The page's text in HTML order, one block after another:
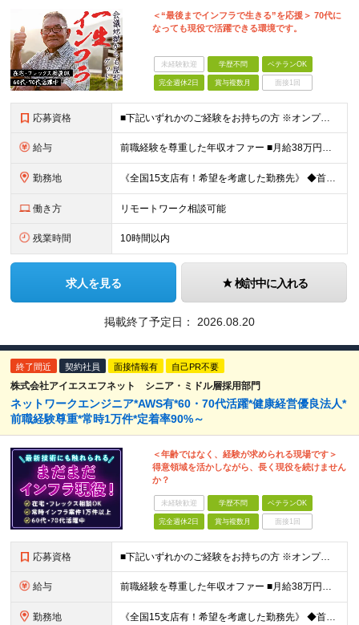
＜“最後までインフラで生きる”を応援＞ 70代に
なっても現役で活躍できる環境です。
未経験歓迎 学歴不問 ベテランOK
完全週休2日 賞与複数月 面接1回
応募資格 ■下記いずれかのご経験をお持ちの方 ※オンプレ・クラウドの経験は不問（どちらかでもOK） └サーバorネットワークでの構築以上の経験 └ITインフラでのPM/PL/PMO経験 ■学歴不問 ※注意※
給与 前職経験を尊重した年収オファー ■月給38万円～55万円 ※前職経験やスキルを十分に尊重したうえで決定いたします ※残業代は全額支給します ※試用期間1ヶ月あり（その間の雇用形態・給与・待遇に差異は
勤務地 《全国15支店有！希望を考慮した勤務先》 ◆首都圏または各支店周辺エリアのクライアント先 →東京、神奈川、千葉、埼玉、大阪、愛知、広島、福岡、札幌、仙台、茨城、静岡など ☆個人の希望を最大限考慮しま
働き方 リモートワーク相談可能
残業時間 10時間以内
求人を見る 検討中に入れる
掲載終了予定日： 2026.08.20
終了間近 契約社員 面接情報有 自己PR不要
株式会社アイエスエフネット シニア・ミドル層採用部門
ネットワークエンジニア*AWS有*60・70代活躍*健康経営優良法人*
前職経験尊重*常時1万件*定着率90%～
＜年齢ではなく、経験が求められる現場です＞
得意領域を活かしながら、長く現役を続けません
か？
未経験歓迎 学歴不問 ベテランOK
完全週休2日 賞与複数月 面接1回
応募資格 ■下記いずれかのご経験をお持ちの方 ※オンプレ・クラウドの経験は不問（どちらかでもOK） └サーバorネットワークでの構築以上の経験 └ITインフラでのPM/PL/PMO経験 ■学歴不問 ※注意※
給与 前職経験を尊重した年収オファー ■月給38万円～55万円 ※前職経験やスキルを十分に尊重したうえで決定いたします ※残業代は全額支給します ※試用期間1ヶ月あり（その間の雇用形態・給与・待遇に差異は
勤務地 《全国15支店有！希望を考慮した勤務先》 ◆首都圏または各支店周辺エリアのクライアント先 →東京、神奈川、千葉、埼玉、大阪、愛知、広島、福岡、札幌、仙台、茨城、静岡など ☆個人の希望を最大限考慮しま